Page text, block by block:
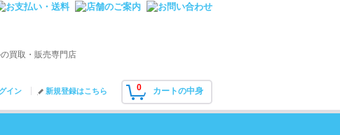
買取・販売専門店
0 カートの中身
イン 新規登録はこちら